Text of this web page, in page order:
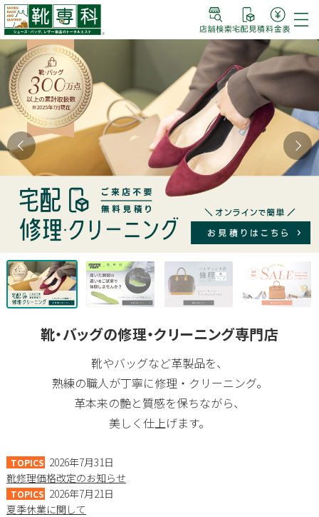
靴・バッグの修理・クリーニング専門店
靴やバッグなど革製品を、
熟練の職人が丁寧に修理・クリーニング。
革本来の艶と質感を保ちながら、
美しく仕上げます。
TOPICS 2026年7月31日
靴修理価格改定のお知らせ
TOPICS 2026年7月21日
夏季休業に関して